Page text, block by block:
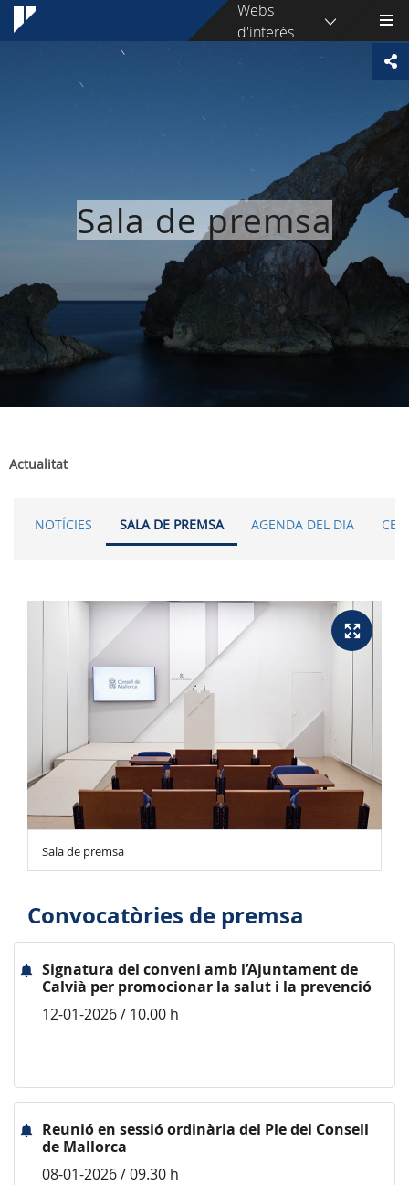
Webs
d'interès
Sala de premsa
Actualitat
NOTÍCIES SALA DE PREMSA AGENDA DEL DIA
Sala de premsa
Convocatòries de premsa
Signatura del conveni amb l’Ajuntament de
Calvià per promocionar la salut i la prevenció
12-01-2026 / 10.00 h
Reunió en sessió ordinària del Ple del Consell
de Mallorca
08-01-2026 / 09.30 h